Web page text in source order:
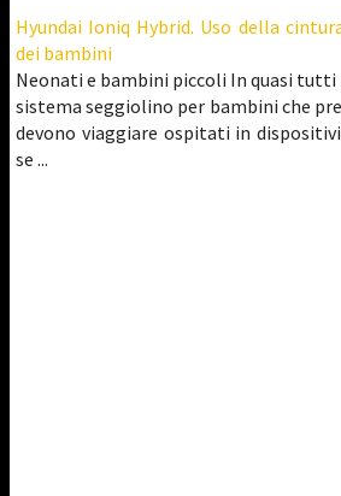
Hyundai Ioniq Hybrid. Uso della
dei bambini
Neonati e bambini piccoli In quasi tutti
sistema seggiolino per bambini che
devono viaggiare ospitati in
se ...